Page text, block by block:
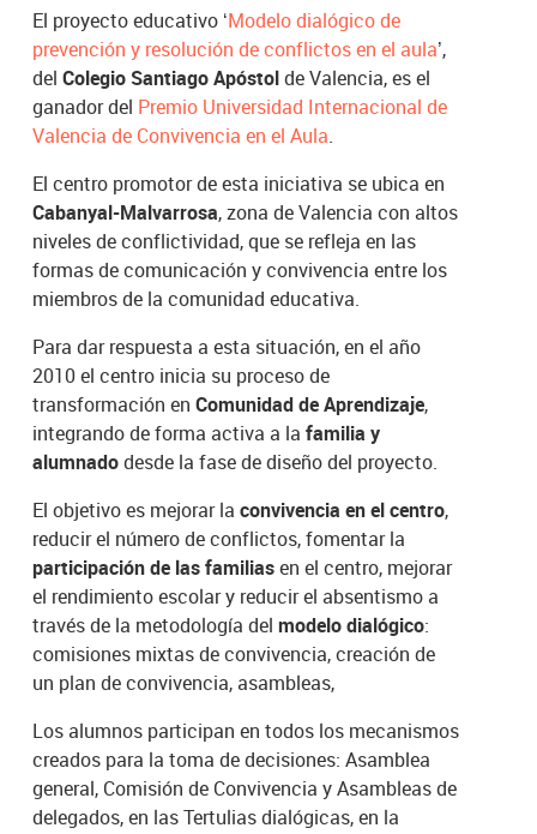
El proyecto educativo ‘Modelo dialógico de
prevención y resolución de conflictos en el aula’,
del Colegio Santiago Apóstolde Valencia, es el
ganador del Premio Universidad Internacional de
Valencia de Convivencia en el Aula.
El centro promotor de esta iniciativa se ubica en
Cabanyal-Malvarrosa, zona de Valencia con altos
niveles de conflictividad, que se refleja en las
formas de comunicación y convivencia entre los
miembros de la comunidad educativa.
Para dar respuesta a esta situación, en el año
2010 el centro inicia su proceso de
transformación enComunidad de Aprendizaje,
integrando de forma activa a lafamilia y
alumnadodesde la fase de diseño del proyecto.
El objetivo es mejorar laconvivencia en el centro,
reducir el número de conflictos, fomentar la
participación de las familiasen el centro, mejorar
el rendimiento escolar y reducir el absentismo a
través de la metodología delmodelo dialógico:
comisiones mixtas de convivencia, creación de
un plan de convivencia, asambleas,
Los alumnos participan en todos los mecanismos
creados para la toma de decisiones: Asamblea
general, Comisión de Convivencia y Asambleas de
delegados, en las Tertulias dialógicas, en la